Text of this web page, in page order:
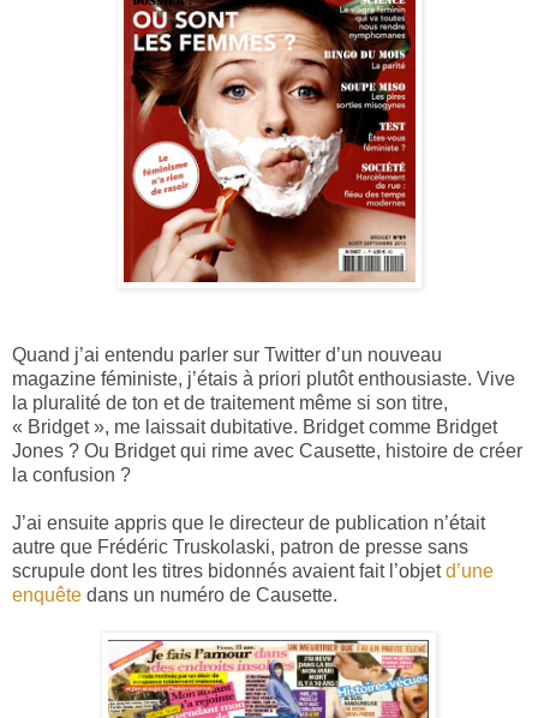
Quand j’ai entendu parler sur Twitter d’un nouveau
magazine féministe, j’étais à priori plutôt enthousiaste. Vive
la pluralité de ton et de traitement même si son titre,
« Bridget », me laissait dubitative. Bridget comme Bridget
Jones ? Ou Bridget qui rime avec Causette, histoire de créer
la confusion ?
J’ai ensuite appris que le directeur de publication n’était
autre que Frédéric Truskolaski, patron de presse sans
scrupule dont les titres bidonnés avaient fait l’objetd’une
enquête dans un numéro de Causette.